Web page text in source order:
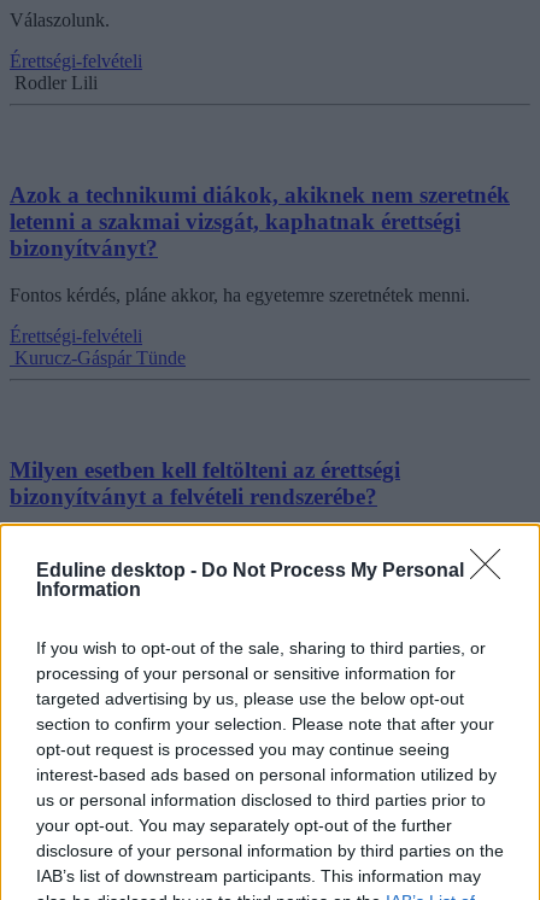
Eduline desktop - Do Not Process My Personal
Information
If you wish to opt-out of the sale, sharing to third parties, or
processing of your personal or sensitive information for
targeted advertising by us, please use the below opt-out
section to confirm your selection. Please note that after your
opt-out request is processed you may continue seeing
interest-based ads based on personal information utilized by
us or personal information disclosed to third parties prior to
your opt-out. You may separately opt-out of the further
disclosure of your personal information by third parties on the
IAB’s list of downstream participants. This information may
Válaszolunk.
Érettségi-felvételi
Rodler Lili
Azok a technikumi diákok, akiknek nem szeretnék
letenni a szakmai vizsgát, kaphatnak érettségi
bizonyítványt?
Fontos kérdés, pláne akkor, ha egyetemre szeretnétek menni.
Érettségi-felvételi
Kurucz-Gáspár Tünde
Milyen esetben kell feltölteni az érettségi
bizonyítványt a felvételi rendszerébe?
2024. július 10-ig kell feltölteni az E-felvételi rendszerébe.
Mennyi kell ahhoz, hogy görbüljön? Pontszámítás
az érettségin
Mutatjuk, milyen eredményt kell elérni ahhoz, hogy közép- és emelt
szinten is meglegyen a kettes érettségi.
Érettségi-felvételi